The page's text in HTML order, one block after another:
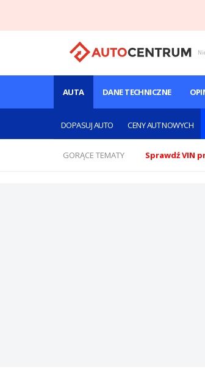
AUTA
DOPASUJ AUTO CENY AUT NOWYCH
DANE TECHNICZNE
GORĄCE TEMATY Sprawdź VIN